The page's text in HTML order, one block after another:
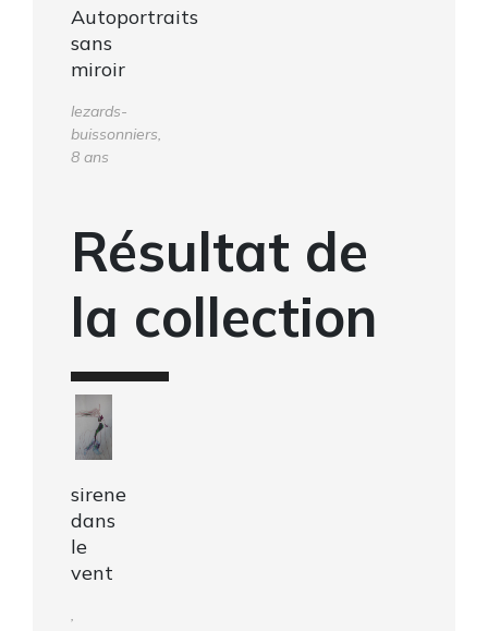
Autoportraits
sans
miroir
lezards-
buissonniers,
8 ans
Résultat de
la collection
sirene
dans
le
vent